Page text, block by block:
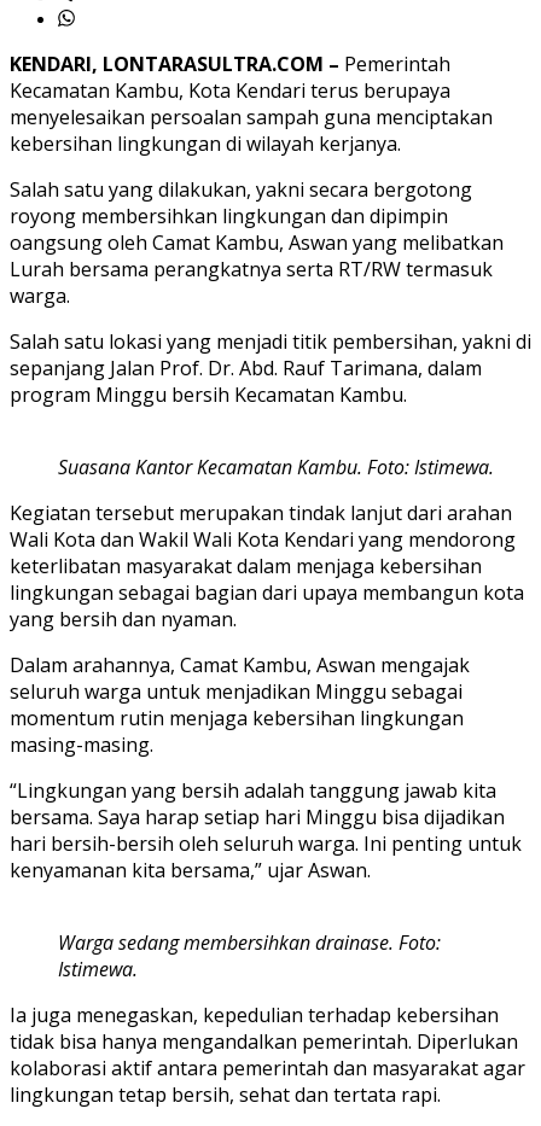
KENDARI, LONTARASULTRA.COM – Pemerintah
Kecamatan Kambu, Kota Kendari terus berupaya
menyelesaikan persoalan sampah guna menciptakan
kebersihan lingkungan di wilayah kerjanya.
Salah satu yang dilakukan, yakni secara bergotong
royong membersihkan lingkungan dan dipimpin
oangsung oleh Camat Kambu, Aswan yang melibatkan
Lurah bersama perangkatnya serta RT/RW termasuk
warga.
Salah satu lokasi yang menjadi titik pembersihan, yakni di
sepanjang Jalan Prof. Dr. Abd. Rauf Tarimana, dalam
program Minggu bersih Kecamatan Kambu.
Suasana Kantor Kecamatan Kambu. Foto: Istimewa.
Kegiatan tersebut merupakan tindak lanjut dari arahan
Wali Kota dan Wakil Wali Kota Kendari yang mendorong
keterlibatan masyarakat dalam menjaga kebersihan
lingkungan sebagai bagian dari upaya membangun kota
yang bersih dan nyaman.
Dalam arahannya, Camat Kambu, Aswan mengajak
seluruh warga untuk menjadikan Minggu sebagai
momentum rutin menjaga kebersihan lingkungan
masing-masing.
“Lingkungan yang bersih adalah tanggung jawab kita
bersama. Saya harap setiap hari Minggu bisa dijadikan
hari bersih-bersih oleh seluruh warga. Ini penting untuk
kenyamanan kita bersama,” ujar Aswan.
Warga sedang membersihkan drainase. Foto:
Istimewa.
Ia juga menegaskan, kepedulian terhadap kebersihan
tidak bisa hanya mengandalkan pemerintah. Diperlukan
kolaborasi aktif antara pemerintah dan masyarakat agar
lingkungan tetap bersih, sehat dan tertata rapi.